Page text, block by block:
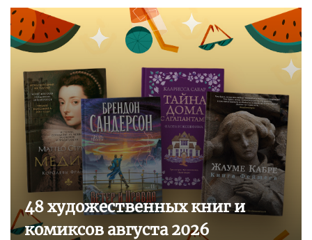
48 художественных книг и
комиксов августа 2026